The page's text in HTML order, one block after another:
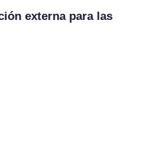
externa para las